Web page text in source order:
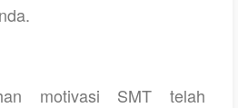
motivasi SMT telah